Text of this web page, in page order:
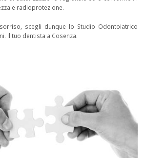
e radioprotezione.
scegli dunque lo Studio Odontoiatrico
Il tuo dentista a Cosenza.